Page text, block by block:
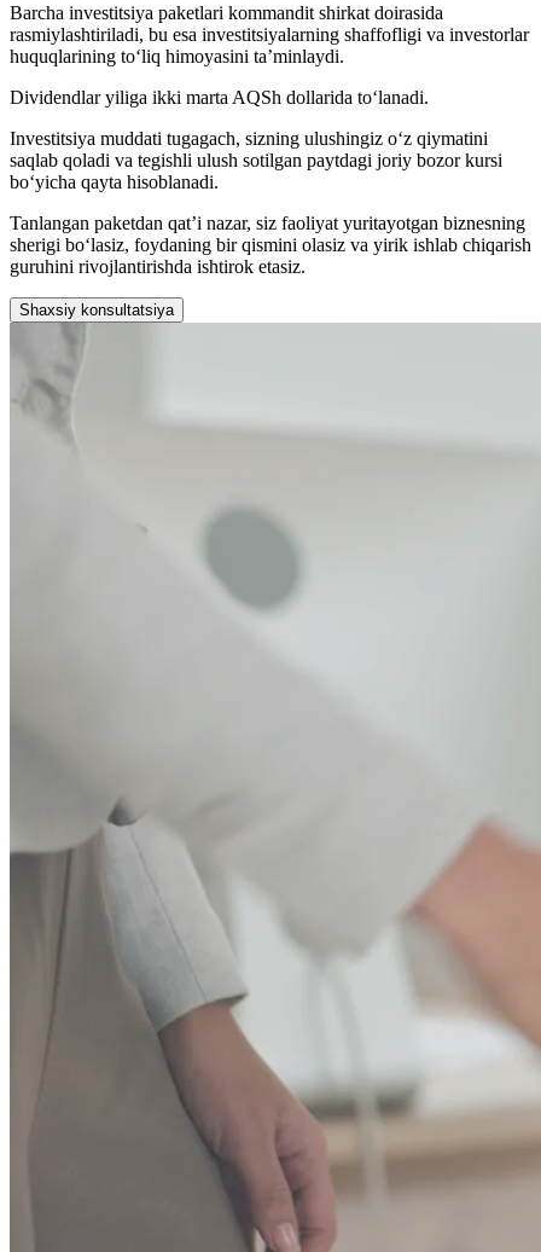
Barcha investitsiya paketlari kommandit shirkat doirasida
rasmiylashtiriladi, bu esa investitsiyalarning shaffofligi va investorlar
huquqlarining to‘liq himoyasini ta’minlaydi.
Dividendlar yiliga ikki marta AQSh dollarida to‘lanadi.
Investitsiya muddati tugagach, sizning ulushingiz o‘z qiymatini
saqlab qoladi va tegishli ulush sotilgan paytdagi joriy bozor kursi
bo‘yicha qayta hisoblanadi.
Tanlangan paketdan qat’i nazar, siz faoliyat yuritayotgan biznesning
sherigi bo‘lasiz, foydaning bir qismini olasiz va yirik ishlab chiqarish
guruhini rivojlantirishda ishtirok etasiz.
Shaxsiy konsultatsiya